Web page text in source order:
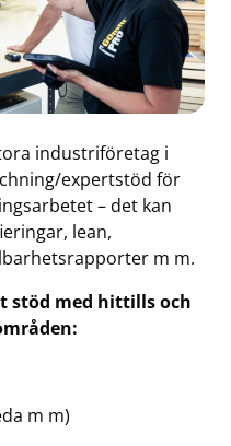
industriföretag i
expertstöd för
– det kan
lean,
m m.
stöd med hittills och
m m)